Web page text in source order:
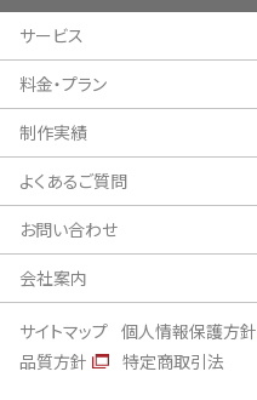
サイトマップ 個人情報保護方針
品質方針
特定商取引法
サービス
料金・プラン
制作実績
よくあるご質問
お問い合わせ
会社案内